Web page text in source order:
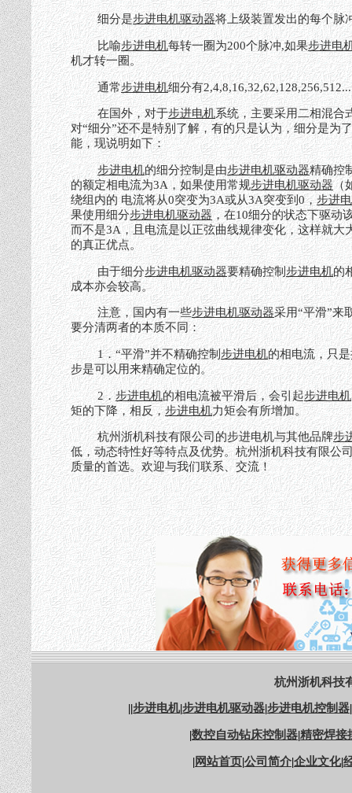
细分是步进电机驱动器将上级装置发出的每个脉
比喻步进电机每转一圈为200个脉冲,如果步进电
机才转一圈。
通常步进电机细分有
在国外，对于步进电机系统，主要采用二相混合
对“细分”还不是特别了解，有的只是认为，细分是为
能，现说明如下：
步进电机的细分控制是由步进电机驱动器精确控
的额定相电流为3A，如果使用常规步进电机驱动器（
绕组内的 电流将从0突变为3A或从3A突变到0，步进
果使用细分步进电机驱动器，在10细分的状态下驱动
而不是3A，且电流是以正弦曲线规律变化，这样就大
的真正优点。
由于细分步进电机驱动器要精确控制 步进电机的
成本亦会较高。
注意，国内有一些步进电机驱动器采用“平滑”来
要分清两者的本质不同：
1．“平滑”并不精确控制 步进电机的相电流，只
步是可以用来精确定位的。
2．步进电机的相电流被平滑后，会引起步进电机
矩的下降，相反，步进电机力矩会有所增加。
杭州浙机科技有限公司的步进电机与其他品牌步
低，动态特性好等特点及优势。杭州浙机科技有限公
质量的首选。欢迎与我们联系、交流！
杭州浙机科技
||步进电机|步进电机驱动器|步进电机控制器|
|数控自动钻床控制器|精密焊接
|网站首页|公司简介|企业文化|